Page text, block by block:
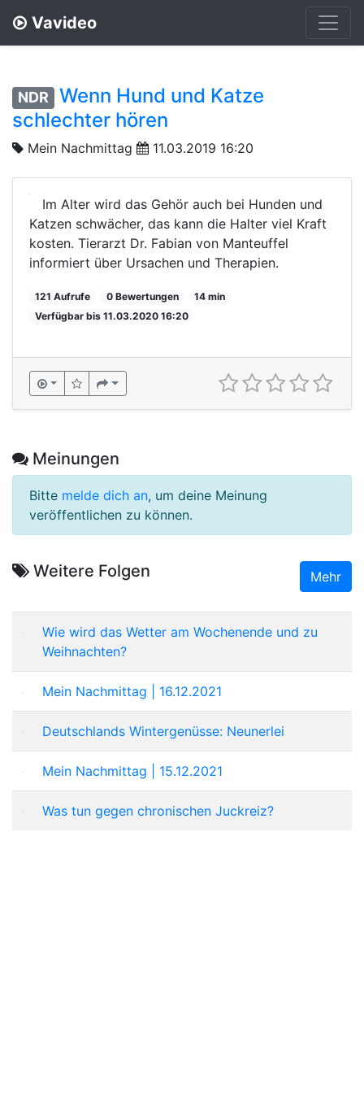
Vavideo
NDR
Wenn Hund und Katze
schlechter hören
Mein Nachmittag 11.03.2019 16:20
Im Alter wird das Gehör auch bei Hunden und
Katzen schwächer, das kann die Halter viel Kraft
kosten. Tierarzt Dr. Fabian von Manteuffel
informiert über Ursachen und Therapien.
121 Aufrufe 0 Bewertungen
14 min
Verfügbar bis 11.03.2020 16:20
Meinungen
Bitte melde dich an, um deine Meinung
veröffentlichen zu können.
Weitere Folgen Mehr
Wie wird das Wetter am Wochenende und zu
Weihnachten?
Mein Nachmittag | 16.12.2021
Deutschlands Wintergenüsse: Neunerlei
Mein Nachmittag | 15.12.2021
Was tun gegen chronischen Juckreiz?